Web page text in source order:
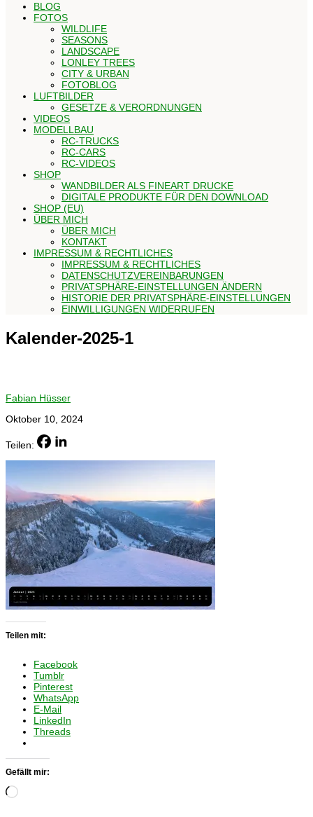
BLOG
FOTOS
WILDLIFE
SEASONS
LANDSCAPE
LONLEY TREES
CITY & URBAN
FOTOBLOG
LUFTBILDER
GESETZE & VERORDNUNGEN
VIDEOS
MODELLBAU
RC-TRUCKS
RC-CARS
RC-VIDEOS
SHOP
WANDBILDER ALS FINEART DRUCKE
DIGITALE PRODUKTE FÜR DEN DOWNLOAD
SHOP (EU)
ÜBER MICH
ÜBER MICH
KONTAKT
IMPRESSUM & RECHTLICHES
IMPRESSUM & RECHTLICHES
DATENSCHUTZVEREINBARUNGEN
PRIVATSPHÄRE-EINSTELLUNGEN ÄNDERN
HISTORIE DER PRIVATSPHÄRE-EINSTELLUNGEN
EINWILLIGUNGEN WIDERRUFEN
Kalender-2025-1
Fabian Hüsser
Oktober 10, 2024
Teilen:
Teilen mit:
Facebook
Tumblr
Pinterest
WhatsApp
E-Mail
LinkedIn
Threads
Gefällt mir:
Wird